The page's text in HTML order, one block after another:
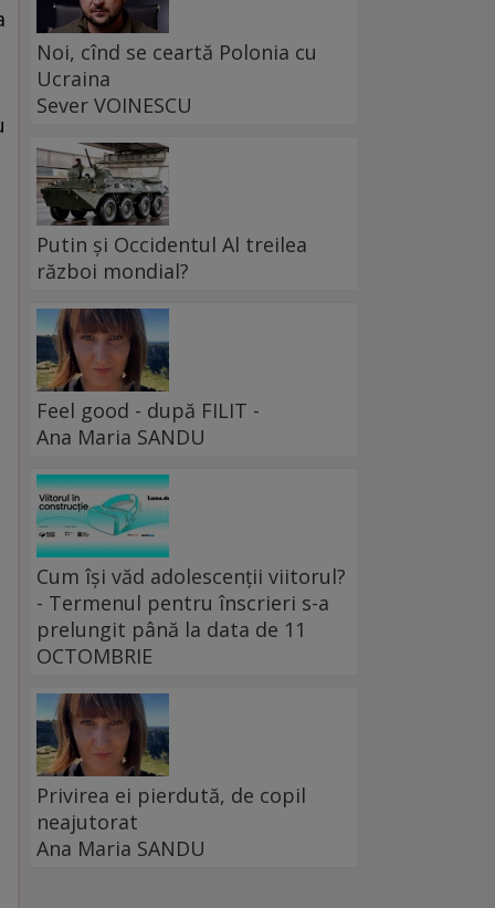
Noi, cînd se ceartă Polonia cu
Ucraina
Sever VOINESCU
Putin și Occidentul Al treilea
război mondial?
Feel good - după FILIT -
Ana Maria SANDU
Cum își văd adolescenții viitorul?
- Termenul pentru înscrieri s-a
prelungit până la data de 11
OCTOMBRIE
Privirea ei pierdută, de copil
neajutorat
Ana Maria SANDU